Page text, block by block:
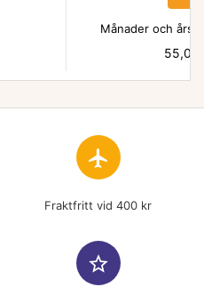
Månader och
Pris
55,00
flight
Fraktfritt vid 400 kr
star_border